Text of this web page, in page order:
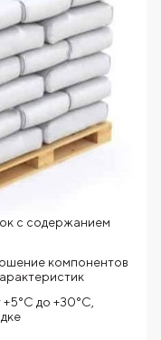
с содержанием
компонентов
до +30°C,